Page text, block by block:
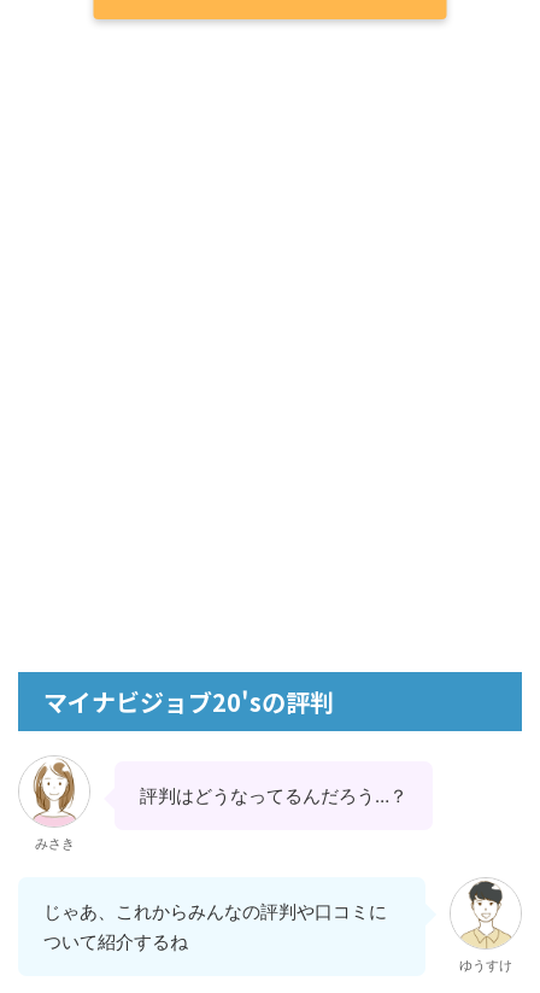
マイナビジョブ20'sの評判
みさき
評判はどうなってるんだろう…？
じゃあ、これからみんなの評判や口コミに
ついて紹介するね
ゆうすけ